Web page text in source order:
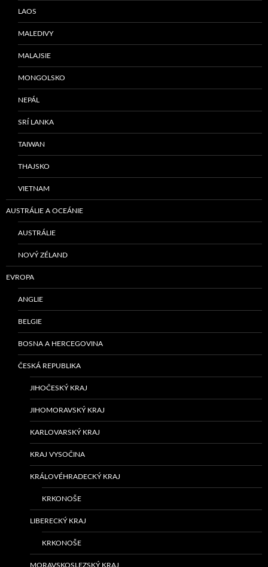
LAOS
MALEDIVY
MALAJSIE
MONGOLSKO
NEPÁL
SRÍ LANKA
TAIWAN
THAJSKO
VIETNAM
AUSTRÁLIE A OCEÁNIE
AUSTRÁLIE
NOVÝ ZÉLAND
EVROPA
ANGLIE
BELGIE
BOSNA A HERCEGOVINA
ČESKÁ REPUBLIKA
JIHOČESKÝ KRAJ
JIHOMORAVSKÝ KRAJ
KARLOVARSKÝ KRAJ
KRAJ VYSOČINA
KRÁLOVÉHRADECKÝ KRAJ
KRKONOŠE
LIBERECKÝ KRAJ
KRKONOŠE
MORAVSKOSLEZSKÝ KRAJ